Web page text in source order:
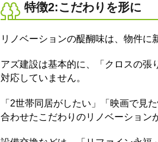
特徴2:こだわりを形に
リノベーションの醍醐味は、物件に
アズ建設は基本的に、「クロスの張
対応していません。
「2世帯同居がしたい」「映画で見
合わせたこだわりのリノベーション